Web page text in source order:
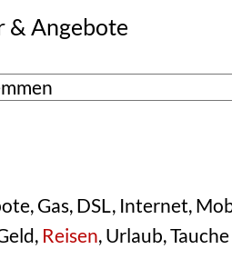
& Angebote
Gas, DSL, Internet,
Reisen, Urlaub,